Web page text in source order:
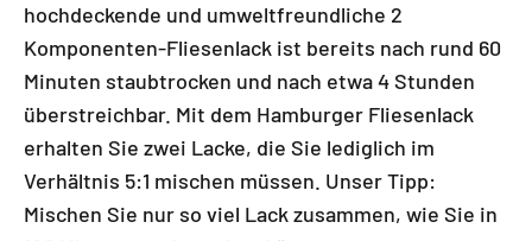
hochdeckende und umweltfreundliche 2
Komponenten-Fliesenlack ist bereits nach rund 60
Minuten staubtrocken und nach etwa 4 Stunden
überstreichbar. Mit dem Hamburger Fliesenlack
erhalten Sie zwei Lacke, die Sie lediglich im
Verhältnis 5:1 mischen müssen. Unser Tipp:
Mischen Sie nur so viel Lack zusammen, wie Sie in